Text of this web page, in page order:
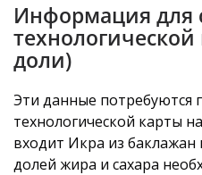
Информация для
доли)
Эти данные потребуются
технологической карты
входит Икра из баклажан
долей жира и сахара